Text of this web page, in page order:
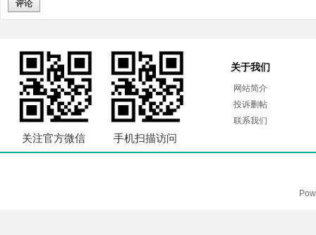
评论
关注官方微信 手机扫描访问
关于我们
网站简介
投诉删帖
联系我们